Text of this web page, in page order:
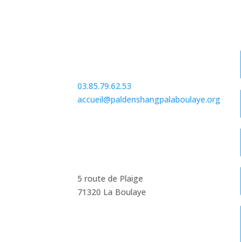
03.85.79.62.53
accueil@paldenshangpalaboulaye.org
5 route de Plaige
71320 La Boulaye